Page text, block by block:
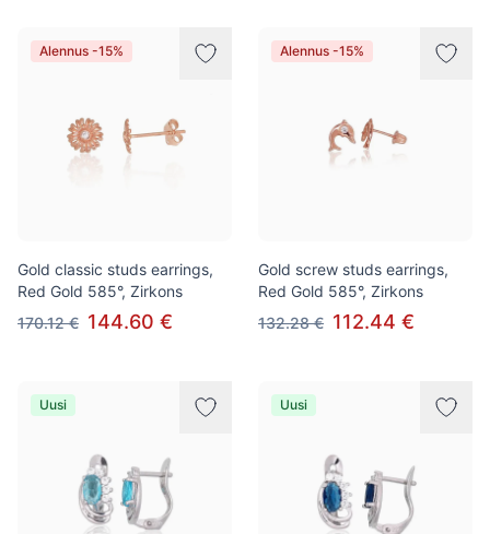
Alennus -15%
Gold classic studs earrings,
Red Gold 585°, Zirkons
170.12 € 144.60 €
Alennus -15%
Gold screw studs earrings,
Red Gold 585°, Zirkons
132.28 € 112.44 €
Uusi Uusi